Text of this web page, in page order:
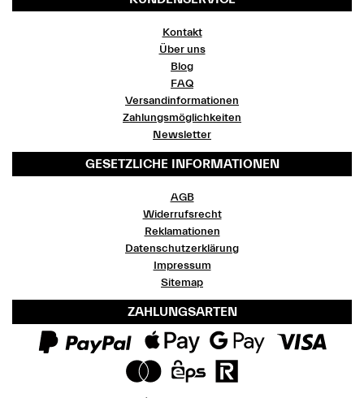
Kontakt
Über uns
Blog
FAQ
Versandinformationen
Zahlungsmöglichkeiten
Newsletter
GESETZLICHE INFORMATIONEN
AGB
Widerrufsrecht
Reklamationen
Datenschutzerklärung
Impressum
Sitemap
ZAHLUNGSARTEN